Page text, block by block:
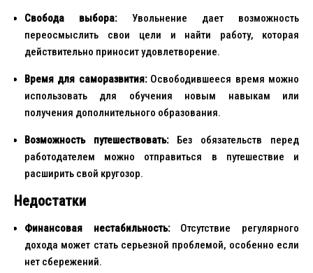
Свобода выбора:Увольнение дает возможность
переосмыслить свои цели и найти работу, которая
действительно приносит удовлетворение.
Время для саморазвития:Освободившееся время можно
использовать для обучения новым навыкам или
получения дополнительного образования.
Возможность путешествовать:Без обязательств перед
работодателем можно отправиться в путешествие и
расширить свой кругозор.
Недостатки
Финансовая нестабильность:Отсутствие регулярного
дохода может стать серьезной проблемой, особенно если
нет сбережений.